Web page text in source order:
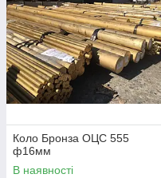
Коло Бронза ОЦС 555
ф16мм
В наявності